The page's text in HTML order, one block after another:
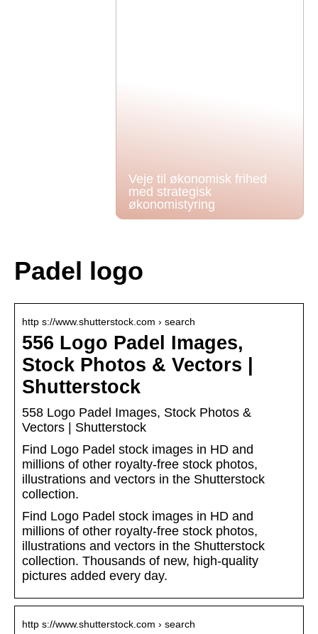
Veje til økonomisk frihed
med strategisk
økonomistyring
Padel logo
http s://www.shutterstock.com › search
556 Logo Padel Images,
Stock Photos & Vectors |
Shutterstock
558 Logo Padel Images, Stock Photos &
Vectors | Shutterstock
Find Logo Padel stock images in HD and
millions of other royalty-free stock photos,
illustrations and vectors in the Shutterstock
collection.
Find Logo Padel stock images in HD and
millions of other royalty-free stock photos,
illustrations and vectors in the Shutterstock
collection. Thousands of new, high-quality
pictures added every day.
http s://www.shutterstock.com › search